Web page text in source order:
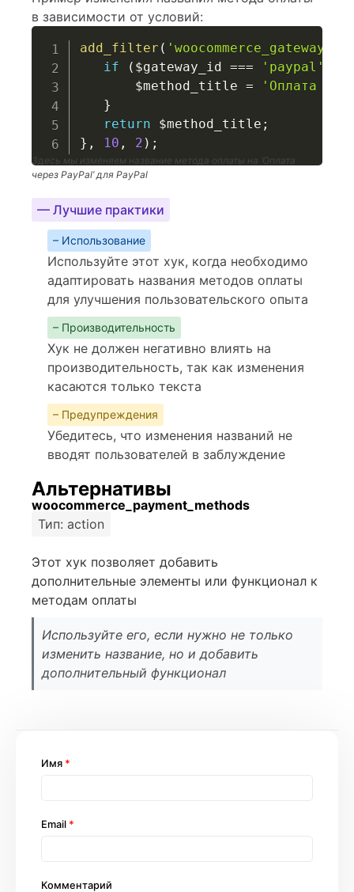
в зависимости от условий:
add_filter (
if
( $gateway_id === 'paypal'
$method_title =
'Оплата
}
return
$method_title ;
} , 10 , 2 ) ;
Здесь мы изменяем название метода оплаты на ‘Оплата
через PayPal’ для PayPal
— Лучшие практики
– Использование
Используйте этот хук, когда необходимо
адаптировать названия методов оплаты
для улучшения пользовательского опыта
– Производительность
Хук не должен негативно влиять на
производительность, так как изменения
касаются только текста
– Предупреждения
Убедитесь, что изменения названий не
вводят пользователей в заблуждение
Альтернативы
woocommerce_payment_methods
Тип: action
Этот хук позволяет добавить
дополнительные элементы или функционал к
методам оплаты
Используйте его, если нужно не только
изменить название, но и добавить
дополнительный функционал
Комментарий
Имя *
Email *